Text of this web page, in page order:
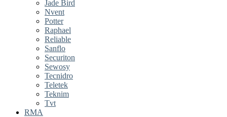
Jade Bird
Nvent
Potter
Raphael
Reliable
Sanflo
Securiton
Sewosy
Tecnidro
Teletek
Teknim
Tvt
RMA